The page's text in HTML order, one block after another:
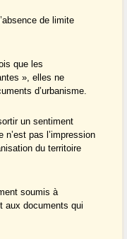
de limite
que les
», elles ne
d’urbanisme.
un sentiment
n’est pas l’impression
du territoire
soumis à
aux documents qui